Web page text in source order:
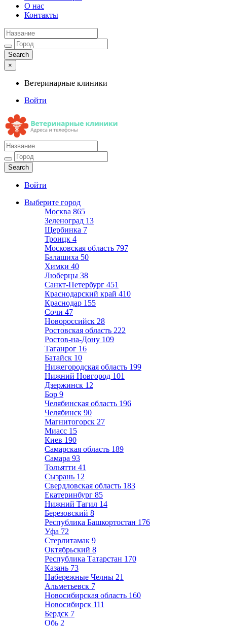
О нас
Контакты
×
Ветеринарные клиники
Войти
Ветеринарные клиники
Адреса и телефоны
Войти
Выберите город
Москва 865
Зеленоград 13
Щербинка 7
Троицк 4
Московская область 797
Балашиха 50
Химки 40
Люберцы 38
Санкт-Петербург 451
Краснодарский край 410
Краснодар 155
Сочи 47
Новороссийск 28
Ростовская область 222
Ростов-на-Дону 109
Таганрог 16
Батайск 10
Нижегородская область 199
Нижний Новгород 101
Дзержинск 12
Бор 9
Челябинская область 196
Челябинск 90
Магнитогорск 27
Миасс 15
Киев 190
Самарская область 189
Самара 93
Тольятти 41
Сызрань 12
Свердловская область 183
Екатеринбург 85
Нижний Тагил 14
Березовский 8
Республика Башкортостан 176
Уфа 72
Стерлитамак 9
Октябрьский 8
Республика Татарстан 170
Казань 73
Набережные Челны 21
Альметьевск 7
Новосибирская область 160
Новосибирск 111
Бердск 7
Обь 2